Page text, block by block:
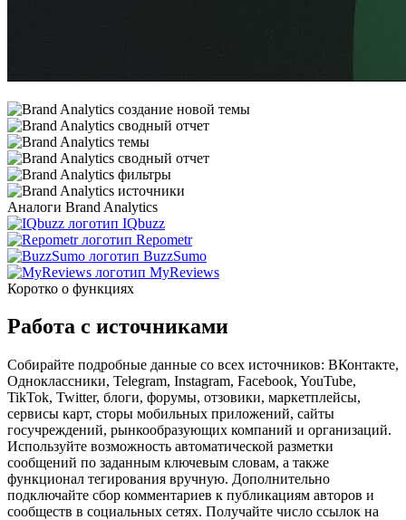
Аналоги Brand Analytics
IQbuzz
Repometr
BuzzSumo
MyReviews
Коротко о функциях
Работа с источниками
Собирайте подробные данные со всех источников: ВКонтакте,
Одноклассники, Telegram, Instagram, Facebook, YouTube,
TikTok, Twitter, блоги, форумы, отзовики, маркетплейсы,
сервисы карт, сторы мобильных приложений, сайты
госучреждений, рынкообразующих компаний и организаций.
Используйте возможность автоматической разметки
сообщений по заданным ключевым словам, а также
функционал тегирования вручную. Дополнительно
подключайте сбор комментариев к публикациям авторов и
сообществ в социальных сетях. Получайте число ссылок на